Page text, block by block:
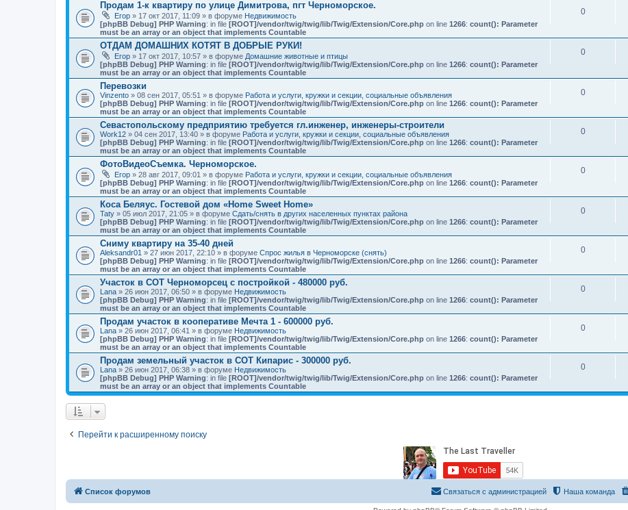
Продам 1-к квартиру по улице Димитрова, пгт Черноморское.
Егор » 17 окт 2017, 11:09 » в форуме Недвижимость
[phpBB Debug] PHP Warning: in file [ROOT]/vendor/twig/twig/lib/Twig/Extension/Core.php on line 1266: count(): Parameter
must be an array or an object that implements Countable
0
ОТДАМ ДОМАШНИХ КОТЯТ В ДОБРЫЕ РУКИ!
Егор » 17 окт 2017, 10:57 » в форуме Домашние животные и птицы
[phpBB Debug] PHP Warning: in file [ROOT]/vendor/twig/twig/lib/Twig/Extension/Core.php on line 1266: count(): Parameter
must be an array or an object that implements Countable
0
Перевозки
Vinzento » 08 сен 2017, 05:51 » в форуме Работа и услуги, кружки и секции, социальные объявления
[phpBB Debug] PHP Warning: in file [ROOT]/vendor/twig/twig/lib/Twig/Extension/Core.php on line 1266: count(): Parameter
must be an array or an object that implements Countable
0
Севастопольскому предприятию требуется гл.инженер, инженеры-строители
Work12 » 04 сен 2017, 13:40 » в форуме Работа и услуги, кружки и секции, социальные объявления
[phpBB Debug] PHP Warning: in file [ROOT]/vendor/twig/twig/lib/Twig/Extension/Core.php on line 1266: count(): Parameter
must be an array or an object that implements Countable
0
ФотоВидеоСъемка. Черноморское.
Егор » 28 авг 2017, 09:01 » в форуме Работа и услуги, кружки и секции, социальные объявления
[phpBB Debug] PHP Warning: in file [ROOT]/vendor/twig/twig/lib/Twig/Extension/Core.php on line 1266: count(): Parameter
must be an array or an object that implements Countable
0
Коса Беляус. Гостевой дом «Home Sweet Home»
Taty » 05 июл 2017, 21:05 » в форуме Сдать/снять в других населенных пунктах района
[phpBB Debug] PHP Warning: in file [ROOT]/vendor/twig/twig/lib/Twig/Extension/Core.php on line 1266: count(): Parameter
must be an array or an object that implements Countable
0
Сниму квартиру на 35-40 дней
Aleksandr01 » 27 июн 2017, 22:10 » в форуме Спрос жилья в Черноморске (снять)
[phpBB Debug] PHP Warning: in file [ROOT]/vendor/twig/twig/lib/Twig/Extension/Core.php on line 1266: count(): Parameter
must be an array or an object that implements Countable
0
Участок в СОТ Черноморсец с постройкой - 480000 руб.
Lana » 26 июн 2017, 06:50 » в форуме Недвижимость
[phpBB Debug] PHP Warning: in file [ROOT]/vendor/twig/twig/lib/Twig/Extension/Core.php on line 1266: count(): Parameter
must be an array or an object that implements Countable
0
Продам участок в кооперативе Мечта 1 - 600000 руб.
Lana » 26 июн 2017, 06:41 » в форуме Недвижимость
[phpBB Debug] PHP Warning: in file [ROOT]/vendor/twig/twig/lib/Twig/Extension/Core.php on line 1266: count(): Parameter
must be an array or an object that implements Countable
0
Продам земельный участок в СОТ Кипарис - 300000 руб.
Lana » 26 июн 2017, 06:38 » в форуме Недвижимость
[phpBB Debug] PHP Warning: in file [ROOT]/vendor/twig/twig/lib/Twig/Extension/Core.php on line 1266: count(): Parameter
must be an array or an object that implements Countable
0
Перейти к расширенному поиску
Список форумов Наша команда
Связаться с администрацией